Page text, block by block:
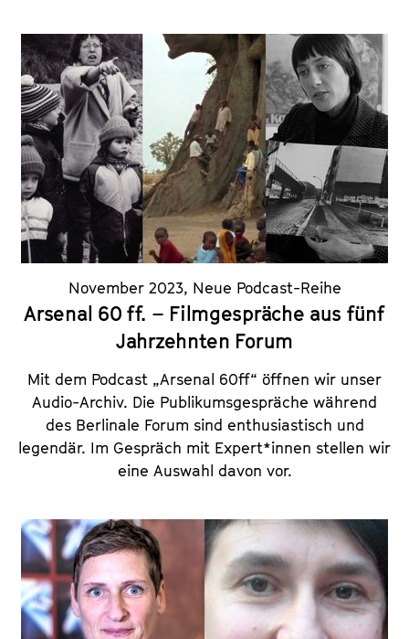
November 2023, Neue Podcast-Reihe
Arsenal 60 ff. – Filmgespräche aus fünf
Jahrzehnten Forum
Mit dem Podcast „Arsenal 60ff“ öffnen wir unser
Audio-Archiv. Die Publikumsgespräche während
des Berlinale Forum sind enthusiastisch und
legendär. Im Gespräch mit Expert*innen stellen wir
eine Auswahl davon vor.